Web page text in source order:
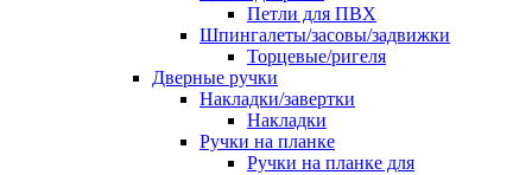
Петли для ПВХ
Шпингалеты/засовы/задвижки
Торцевые/ригеля
Дверные ручки
Накладки/завертки
Накладки
Ручки на планке
Ручки на планке для